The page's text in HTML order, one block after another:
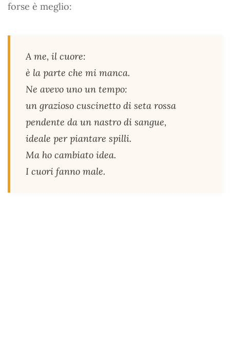
forse è meglio:
A me, il cuore:
è la parte che mi manca.
Ne avevo uno un tempo:
un grazioso cuscinetto di seta rossa
pendente da un nastro di sangue,
ideale per piantare spilli.
Ma ho cambiato idea.
I cuori fanno male.